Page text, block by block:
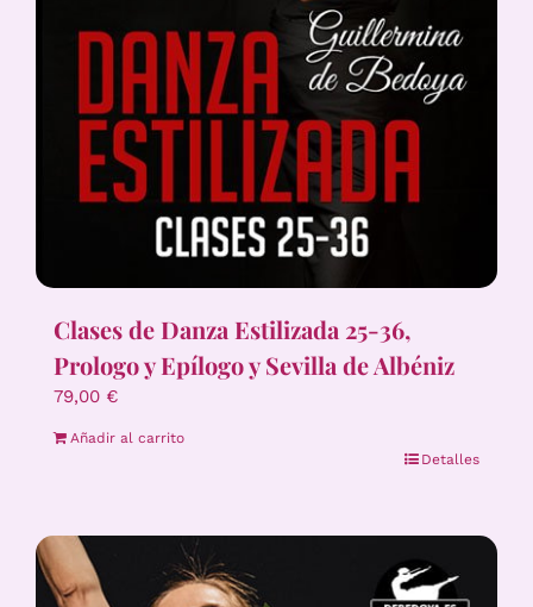
Clases de Danza Estilizada 25-36,
Prologo y Epílogo y Sevilla de Albéniz
79,00 €
Añadir al carrito
Detalles